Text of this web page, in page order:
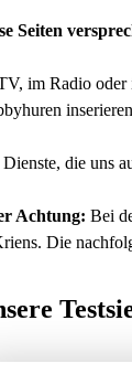
Seiten
im Radio oder
die uns
Achtung: Bei
Die